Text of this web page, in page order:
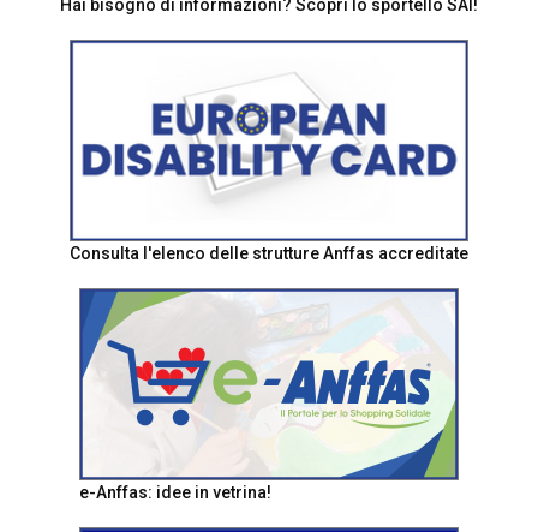
Hai bisogno di informazioni? Scopri lo sportello SAI!
Consulta l'elenco delle strutture Anffas accreditate
e-Anffas: idee in vetrina!